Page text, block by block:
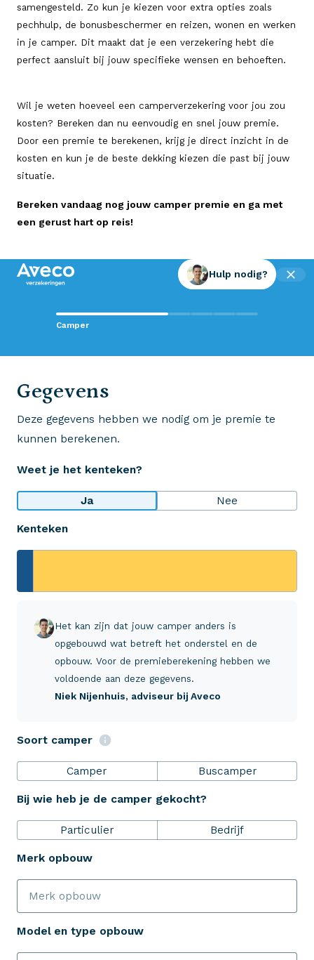
samengesteld. Zo kun je kiezen voor extra opties zoals
pechhulp, de bonusbeschermer en reizen, wonen en werken
in je camper. Dit maakt dat je een verzekering hebt die
perfect aansluit bij jouw specifieke wensen en behoeften.
Wil je weten hoeveel een camperverzekering voor jou zou
kosten? Bereken dan nu eenvoudig en snel jouw premie.
Door een premie te berekenen, krijg je direct inzicht in de
kosten en kun je de beste dekking kiezen die past bij jouw
situatie.
Bereken vandaag nog jouw camper premie en ga met
een gerust hart op reis!
Camper
Hulp nodig?
Gegevens
Deze gegevens hebben we nodig om je premie te
kunnen berekenen.
Weet je het kenteken?
Ja Nee
Kenteken
Het kan zijn dat jouw camper anders is
opgebouwd wat betreft het onderstel en de
opbouw. Voor de premieberekening hebben we
voldoende aan deze gegevens.
Niek Nijenhuis, adviseur bij Aveco
Soort camper
Camper Buscamper
Bij wie heb je de camper gekocht?
Particulier Bedrijf
Merk opbouw
Model en type opbouw
Contact met Aveco?
Wij staan voor je klaar!
Wij krijgen een 8,5!
Op basis van ruim 3.000 reviews
Bekijk wat anderen over ons zeggen
+31 (0)523 - 20 80 30
Verzekeringen
ZekerheidsPakket
Over Aveco
Bereken je premie
Schade melden